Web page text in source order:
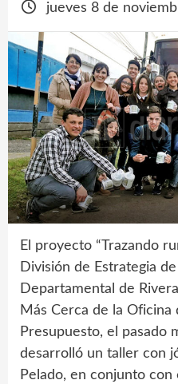
jueves 8 de
El proyecto “Trazando
División de Estrategia
Departamental de
Más Cerca de la Oficina
Presupuesto, el pasado
desarrolló un taller con
Pelado, en conjunto